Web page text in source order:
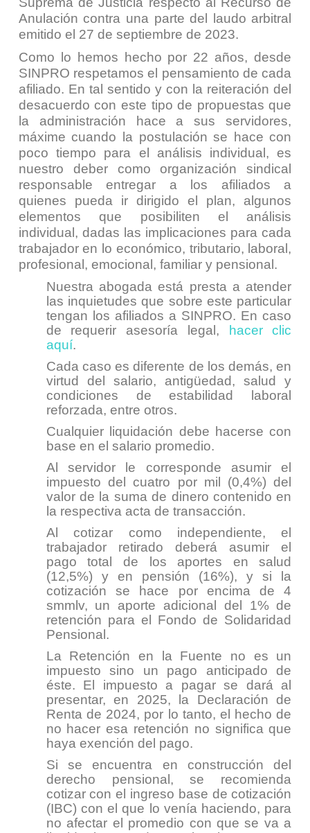
Anulación contra una parte del laudo arbitral
emitido el 27 de septiembre de 2023.
Como lo hemos hecho por 22 años, desde
SINPRO respetamos el pensamiento de cada
afiliado. En tal sentido y con la reiteración del
desacuerdo con este tipo de propuestas que
la administración hace a sus servidores,
máxime cuando la postulación se hace con
poco tiempo para el análisis individual, es
nuestro deber como organización sindical
responsable entregar a los afiliados a
quienes pueda ir dirigido el plan, algunos
elementos que posibiliten el análisis
individual, dadas las implicaciones para cada
trabajador en lo económico, tributario, laboral,
profesional, emocional, familiar y pensional.
Nuestra abogada está presta a atender
las inquietudes que sobre este particular
tengan los afiliados a SINPRO. En caso
de requerir asesoría legal,
hacer clic
aquí.
Cada caso es diferente de los demás, en
virtud del salario, antigüedad, salud y
condiciones de estabilidad laboral
reforzada, entre otros.
Cualquier liquidación debe hacerse con
base en el salario promedio.
Al servidor le corresponde asumir el
impuesto del cuatro por mil (0,4%) del
valor de la suma de dinero contenido en
la respectiva acta de transacción.
Al cotizar como independiente, el
trabajador retirado deberá asumir el
pago total de los aportes en salud
(12,5%) y en pensión (16%), y si la
cotización se hace por encima de 4
smmlv, un aporte adicional del 1% de
retención para el Fondo de Solidaridad
Pensional.
La Retención en la Fuente no es un
impuesto sino un pago anticipado de
éste. El impuesto a pagar se dará al
presentar, en 2025, la Declaración de
Renta de 2024, por lo tanto, el hecho de
no hacer esa retención no significa que
haya exención del pago.
Si se encuentra en construcción del
derecho pensional, se recomienda
cotizar con el ingreso base de cotización
(IBC) con el que lo venía haciendo, para
no afectar el promedio con que se va a